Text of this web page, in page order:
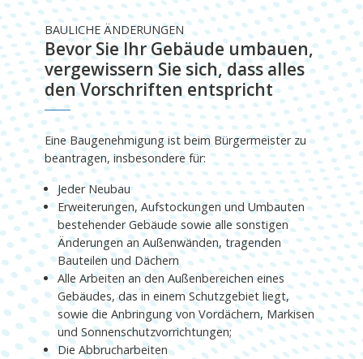
Bevor Sie Ihr Gebäude umbauen,
vergewissern Sie sich, dass alles
den Vorschriften entspricht
BAULICHE ÄNDERUNGEN
Eine Baugenehmigung ist beim Bürgermeister zu
beantragen, insbesondere für:
Jeder Neubau
Erweiterungen, Aufstockungen und Umbauten
bestehender Gebäude sowie alle sonstigen
Änderungen an Außenwänden, tragenden
Bauteilen und Dächern
Alle Arbeiten an den Außenbereichen eines
Gebäudes, das in einem Schutzgebiet liegt,
sowie die Anbringung von Vordächern, Markisen
und Sonnenschutzvorrichtungen;
Die Abbrucharbeiten